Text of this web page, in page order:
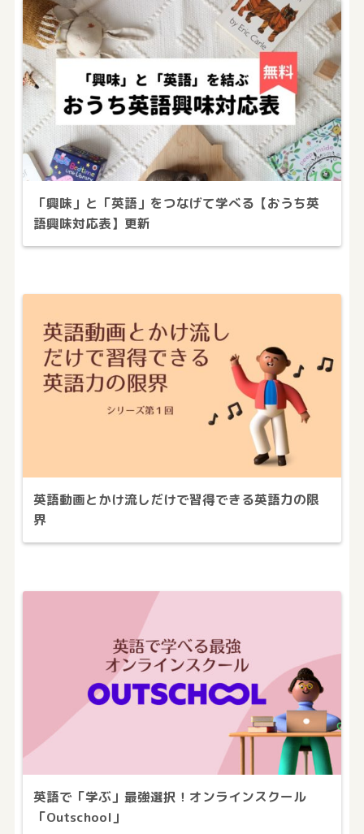
「興味」と「英語」をつなげて学べる【おうち英
語興味対応表】更新
英語動画とかけ流しだけで習得できる英語力の限
界
英語で「学ぶ」最強選択！オンラインスクール
「Outschool」